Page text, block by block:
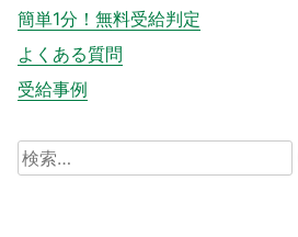
簡単1分！無料受給判定
よくある質問
受給事例
検
索: